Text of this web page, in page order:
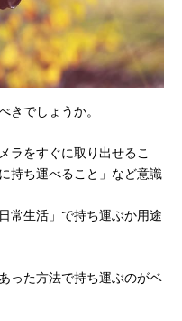
きでしょうか。
ラをすぐに取り出せるこ
持ち運べること」など意識
常生活」で持ち運ぶか用途
った方法で持ち運ぶのがベ